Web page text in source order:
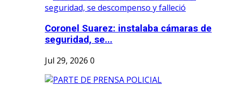
Coronel Suarez: instalaba cámaras de
seguridad, se...
Jul 29, 2026 0